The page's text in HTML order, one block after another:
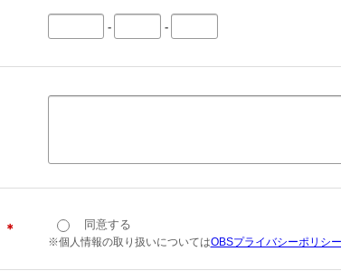
- -
＊ 同意する
※個人情報の取り扱いについてはOBSプライバシーポリシ